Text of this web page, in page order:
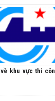
khu vực thi